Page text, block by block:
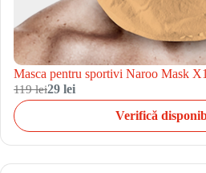
Masca pentru sportivi Naroo Mask
119 lei29 lei
Verifică